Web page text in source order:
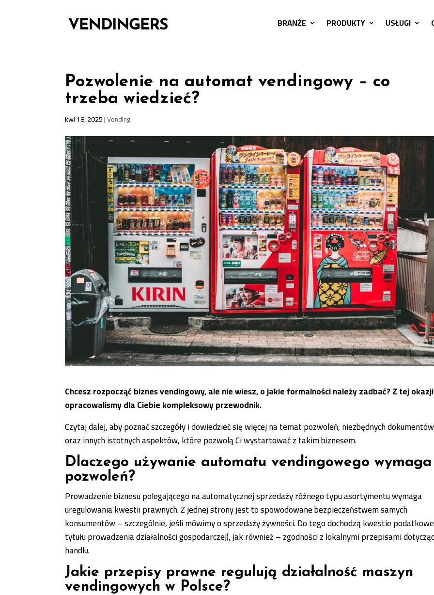
BRANŻE PRODUKTY USŁUGI
Pozwolenie na automat vendingowy – co
trzeba wiedzieć?
kwi 18, 2025|Vending
Chcesz rozpocząć biznes vendingowy, ale nie wiesz, o jakie formalności należy zadbać? Z tej okazji
opracowalismy dla Ciebie kompleksowy przewodnik.
Czytaj dalej, aby poznać szczegóły i dowiedzieć się więcej na temat pozwoleń, niezbędnych dokumentów
oraz innych istotnych aspektów, które pozwolą Ci wystartować z takim biznesem.
Dlaczego używanie automatu vendingowego wymaga
pozwoleń?
Prowadzenie biznesu polegającego na automatycznej sprzedaży różnego typu asortymentu wymaga
uregulowania kwestii prawnych. Z jednej strony jest to spowodowane bezpieczeństwem samych
konsumentów – szczególnie, jeśli mówimy o sprzedaży żywności. Do tego dochodzą kwestie
tytułu prowadzenia działalności gospodarczej), jak również – zgodności z lokalnymi przepisami
handlu.
Jakie przepisy prawne regulują działalność maszyn
vendingowych w Polsce?